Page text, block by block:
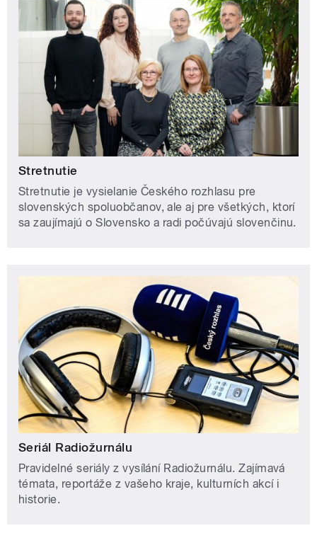
Stretnutie
Stretnutie je vysielanie Českého rozhlasu pre
slovenských spoluobčanov, ale aj pre všetkých, ktorí
sa zaujímajú o Slovensko a radi počúvajú slovenčinu.
Seriál Radiožurnálu
Pravidelné seriály z vysílání Radiožurnálu. Zajímavá
témata, reportáže z vašeho kraje, kulturních akcí i
historie.